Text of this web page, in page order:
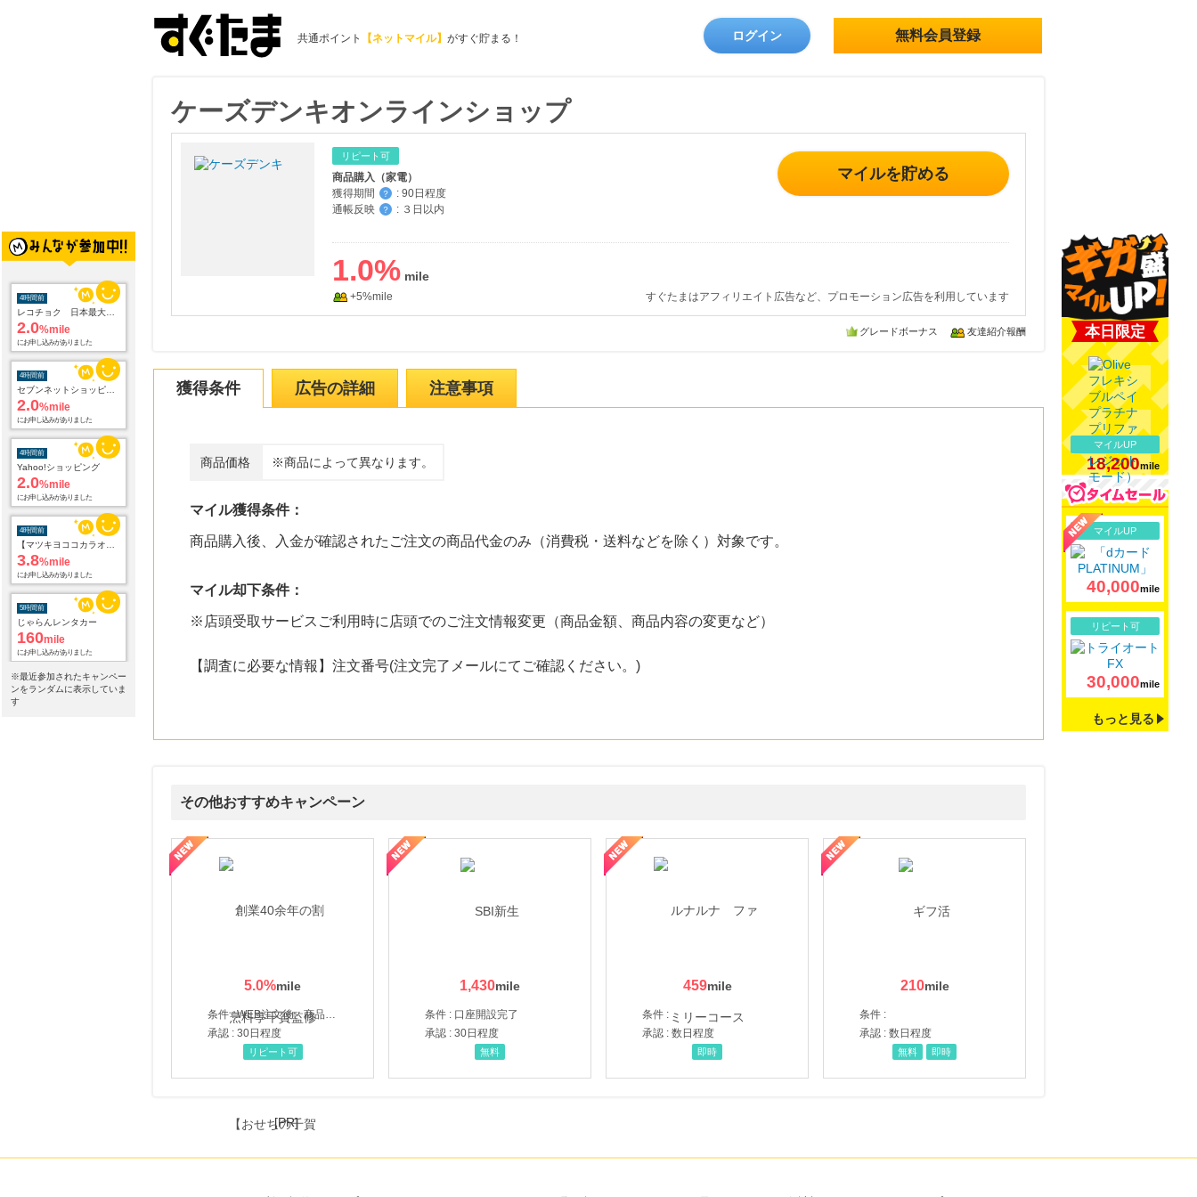
共通ポイント 【ネットマイル】 がすぐ貯まる！ ログイン 無料会員登録
4時間前
2.0%mile
にお申し込みがありました
4時間前
2.0%mile
にお申し込みがありました
4時間前
Yahoo!ショッピング
2.0%mile
にお申し込みがありました
4時間前
3.8%mile
にお申し込みがありました
5時間前
じゃらんレンタカー
160mile
にお申し込みがありました
7時間前
※最近参加されたキャンペー
ンをランダムに表示していま
す
ケーズデンキオンラインショップ
リピート可
商品購入（家電）
獲得期間
？ : 90日程度
通帳反映
？ : ３日以内
マイルを貯める
1.0%
+5%mile すぐたまはアフィリエイト広告など、プロモーション広告を利用しています
グレードボーナス 友達紹介報酬
獲得条件 広告の詳細 注意事項
商品価格 ※商品によって異なります。
マイル獲得条件：
商品購入後、入金が確認されたご注文の商品代金のみ（消費税・送料などを除く）対象です。
マイル却下条件：
※店頭受取サービスご利用時に店頭でのご注文情報変更（商品金額、商品内容の変更など）
【調査に必要な情報】注文番号(注文完了メールにてご確認ください。)
その他おすすめキャンペーン
5.0%
条件 : WEB注文後、商品受け取り+入金確認時点
承認 : 30日程度
リピート可
1,430
条件 : 口座開設完了
承認 : 30日程度
無料
459
条件 :
承認 : 数日程度
ルナルナ ファミリーコース
即時
210
条件 :
承認 : 数日程度
無料 即時
本日限定
マイルUP
18,200mile
マイルUP
40,000mile
リピート可
30,000mile
もっと見る
[PR]